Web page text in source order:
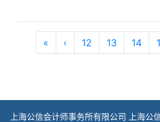
导航
« ‹ 12 13 14
上海公信会计师事务所有限公司 上海公